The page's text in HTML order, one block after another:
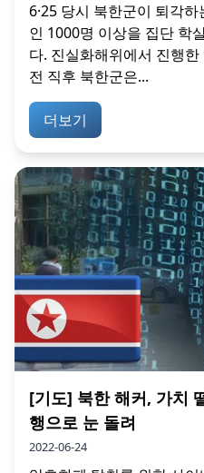
6·25 당시 북한군이 퇴각
인 1000명 이상을 집단 학
다. 진실화해위에서 진행
전 직후 북한군은...
더보기
[기도] 북한 해커, 가치
행으로 눈 돌려
2022-06-24